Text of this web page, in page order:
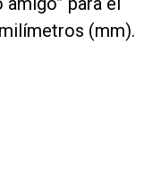
(mm).